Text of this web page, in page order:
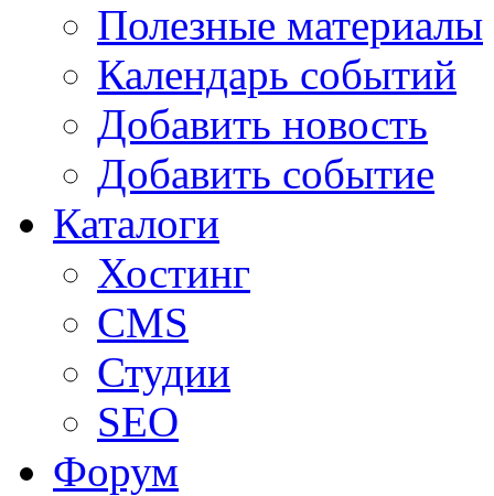
Полезные материалы
Календарь событий
Добавить новость
Добавить событие
Каталоги
Хостинг
CMS
Студии
SEO
Форум